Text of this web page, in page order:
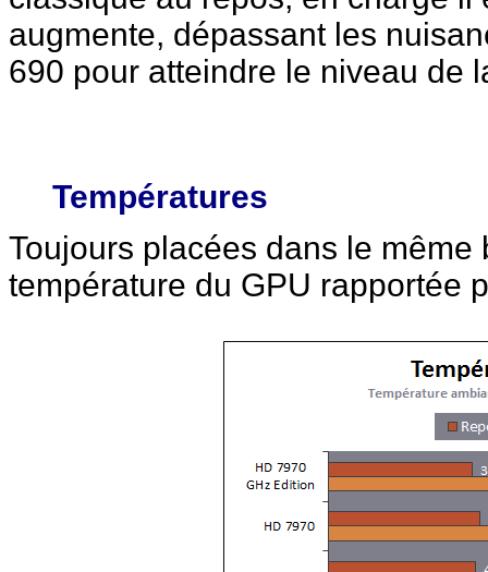
augmente, dépassant les
690 pour atteindre le niveau de
Températures
Toujours placées dans le
température du GPU rapportée